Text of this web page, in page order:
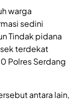
warga
sedini
Tindak pidana
terdekat
Polres Serdang
antara lain,